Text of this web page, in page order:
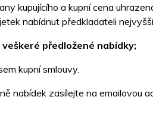
kupujícího a kupní cena
nabídnut předkladateli
předložené nabídky;
kupní smlouvy.
nabídek zasílejte na emailovou